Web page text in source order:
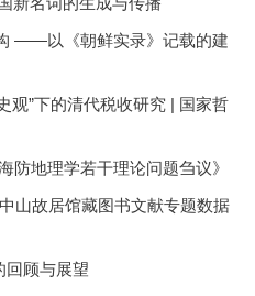
——以《朝鲜实录》记载的建
观”下的清代税收研究 | 国家哲
防地理学若干理论问题刍议》
山故居馆藏图书文献专题数据
回顾与展望